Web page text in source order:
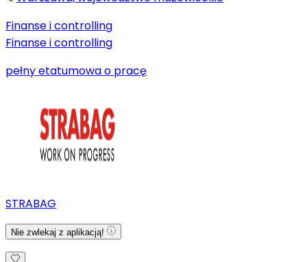
Finanse i controlling
Finanse i controlling
pełny etatumowa o pracę
STRABAG
Nie zwlekaj z aplikacją!